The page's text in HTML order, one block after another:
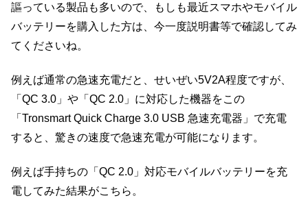
謳っている製品も多いので、もしも最近スマホやモバイル
バッテリーを購入した方は、今一度説明書等で確認してみ
てくださいね。
例えば通常の急速充電だと、せいぜい5V2A程度ですが、
「QC 3.0」や「QC 2.0」に対応した機器をこの
「Tronsmart Quick Charge 3.0 USB 急速充電器」で充電
すると、驚きの速度で急速充電が可能になります。
例えば手持ちの「QC 2.0」対応モバイルバッテリーを充
電してみた結果がこちら。